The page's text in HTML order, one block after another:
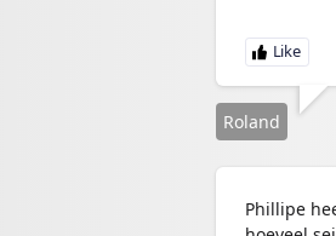
Roland
Phillipe